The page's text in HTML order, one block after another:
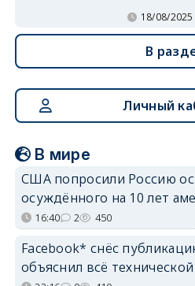
18/08/
В
Личный
В мире
США попросили Россию
осуждённого на 10 лет
16:40 2 450
Facebook* снёс
объяснил всё